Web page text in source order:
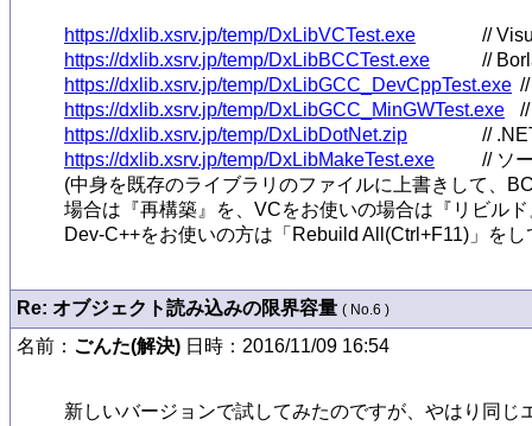
https://dxlib.xsrv.jp/temp/DxLibVCTest.exe
https://dxlib.xsrv.jp/temp/DxLibBCCTest.exe
https://dxlib.xsrv.jp/temp/DxLibGCC_DevCppTest.exe
https://dxlib.xsrv.jp/temp/DxLibGCC_MinGWTest.exe
https://dxlib.xsrv.jp/temp/DxLibDotNet.zip
https://dxlib.xsrv.jp/temp/DxLibMakeTest.exe
// ソ
(中身を既存のライブラリのファイルに上書きして、
場合は『再構築』を、VCをお使いの場合は『リビル
Dev-C++をお使いの方は「Rebuild All(Ctrl+F11)」をし
Re: オブジェクト読み込みの限界容量 ( No.6 )
名前： ごんた(解決) 日時：2016/11/09 16:54
新しいバージョンで試してみたのですが、やはり同じ